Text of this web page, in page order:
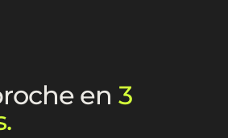
en3